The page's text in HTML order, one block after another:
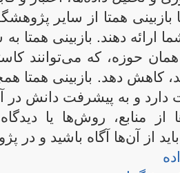
همتا از سایر
ارائه دهند. بازبینی
همان حوزه، که می‌توانند
کاهش دهد. بازبینی همتا
دارد و به پیشرفت دانش
از منابع، روش‌ها یا
از آن‌ها آگاه باشید و در